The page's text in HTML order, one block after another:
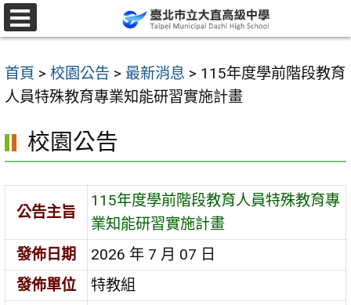
跳
至
要
內
區
首頁 > 校園公告 > 最新消息 > 115年度學前階段教育
人員特殊教育專業知能研習實施計畫
校園公告
公告主旨
115年度學前階段教育人員特殊教育專
業知能研習實施計畫
發佈日期
2026 年 7 月 07 日
發佈單位
特教組
選
單